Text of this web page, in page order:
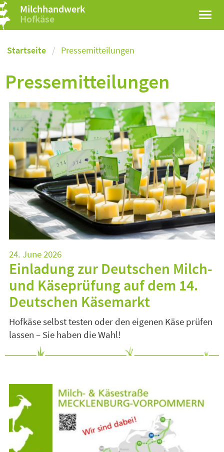
Milchhandwerk
Hofkäse
Startseite Pressemitteilungen
Pressemitteilungen
24. June 2026
Einladung zur Deutschen Milch-
und Käseprüfung auf dem 14.
Deutschen Käsemarkt
Hofkäse selbst testen oder den eigenen Käse prüfen
lassen – Sie haben die Wahl!